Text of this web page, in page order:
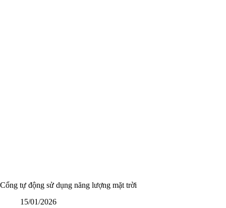
Cổng tự động sử dụng năng lượng mặt trời
15/01/2026